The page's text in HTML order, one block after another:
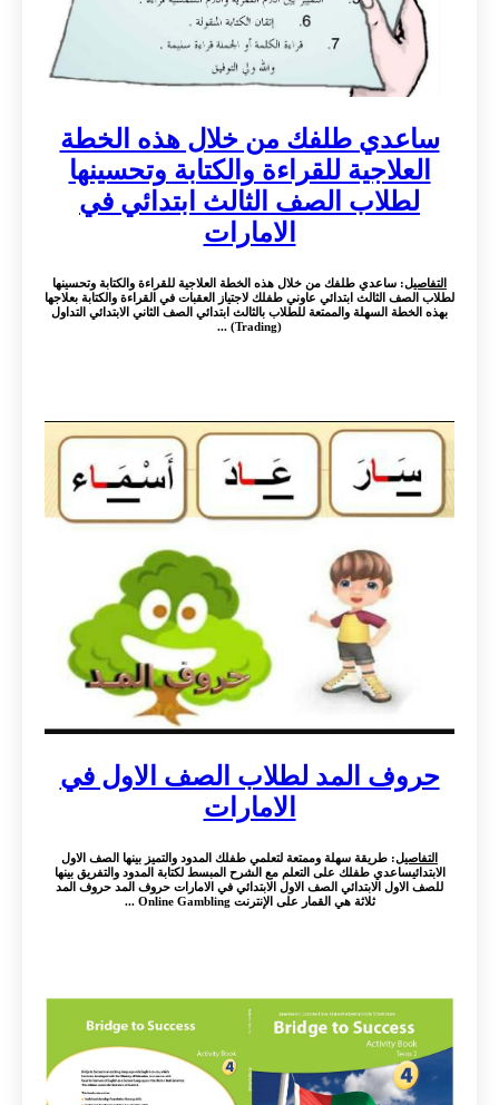
ساعدي طلفك من خلال هذه الخطة
العلاجية للقراءة والكتابة وتحسينها
لطلاب الصف الثالث ابتدائي في
الامارات
التفاصيل: ساعدي طلفك من خلال هذه الخطة العلاجية للقراءة والكتابة وتحسينها
لطلاب الصف الثالث ابتدائي عاوني طفلك لاجتياز العقبات في القراءة والكتابة بعلاجها
بهذه الخطة السهلة والممتعة للطلاب بالثالث ابتدائي الصف الثاني الابتدائي التداول
(Trading) ...
حروف المد لطلاب الصف الاول في
الامارات
التفاصيل: طريقة سهلة وممتعة لتعلمي طفلك المدود والتميز بينها الصف الاول
الابتدائيساعدي طفلك على التعلم مع الشرح المبسط لكتابة المدود والتفريق بينها
للصف الاول الابتدائي الصف الاول الابتدائي في الامارات حروف المد حروف المد
ثلاثة هي القمار على الإنترنت Online Gambling ...